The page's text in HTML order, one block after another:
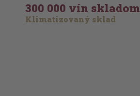
300 000 vín skladom
Klimatizovaný sklad